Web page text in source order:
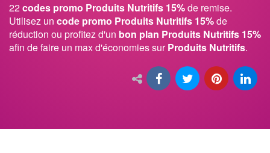
22codes promo Produits Nutritifs 15%de remise.
Utilisez un code promo Produits Nutritifs 15%de
réduction ou profitez d'un bon plan Produits Nutritifs 15%
afin de faire un max d'économies surProduits Nutritifs.